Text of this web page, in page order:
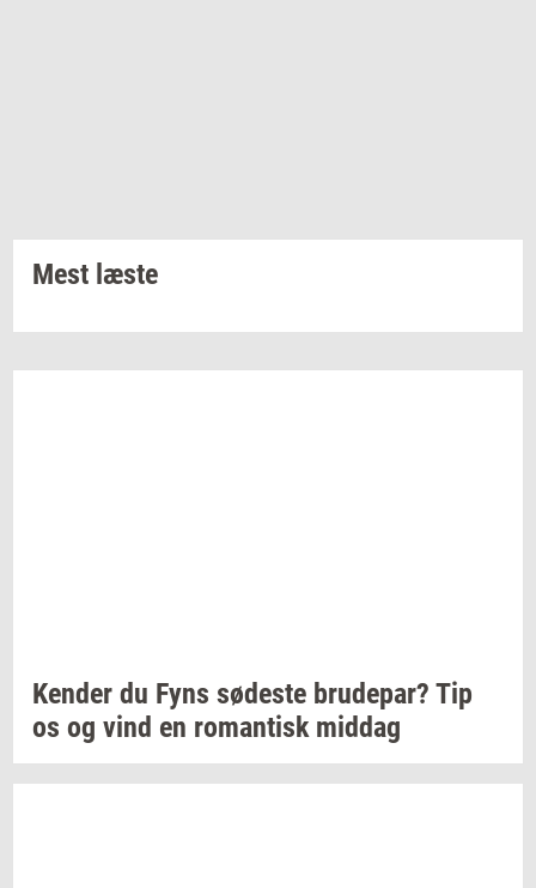
Mest læste
Ken­der du Fyns sø­de­ste bru­de­par? Tip
os og vind en ro­man­tisk mid­dag